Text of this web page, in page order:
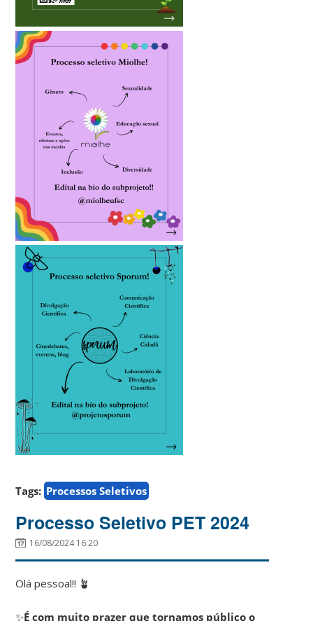
Tags: Processos Seletivos
Processo Seletivo PET 2024
16/08/2024 16:20
Olá pessoal!! 🪴
✨É com muito prazer que tornamos público o